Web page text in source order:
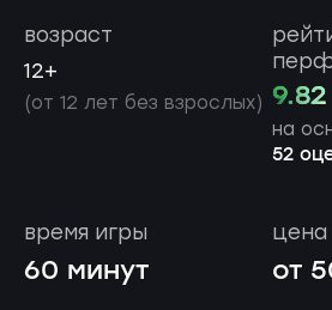
возраст
12+
(от 12 лет без взрослых) 9.82
на
52
время игры
60 минут
цена
от